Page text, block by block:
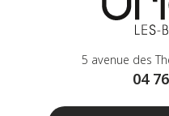
5 avenue des
04